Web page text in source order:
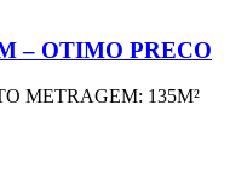
– OTIMO PRECO
METRAGEM: 135M²